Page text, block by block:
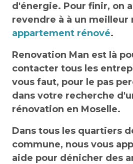
d'énergie. Pour finir, on
revendre à à un meilleur
appartement rénové.
Renovation Man est là
contacter tous les
vous faut, pour le pas
dans votre recherche
rénovation en Moselle.
Dans tous les quartiers
commune, nous vous
aide pour dénicher des